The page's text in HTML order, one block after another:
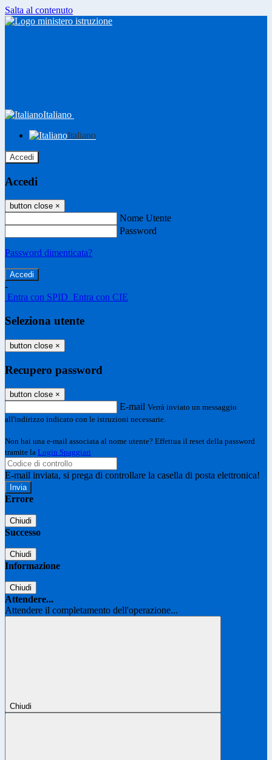
Salta al contenuto
Italiano
Italiano
Accedi
Accedi
button close ×
Nome Utente
Password
Password dimenticata?
-
Entra con SPID Entra con CIE
Seleziona utente
button close ×
Recupero password
button close ×
E-mail Verrà inviato un messaggio
all'indirizzo indicato con le istruzioni necessarie.
Non hai una e-mail associata al nome utente? Effettua il reset della password
tramite la Login Spaggiari
E-mail inviata, si prega di controllare la casella di posta elettronica!
Errore
Chiudi
Successo
Chiudi
Informazione
Chiudi
Attendere...
Attendere il completamento dell'operazione...
Chiudi